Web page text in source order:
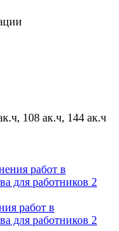
108 ак.ч, 144 ак.ч
работ в
для работников 2